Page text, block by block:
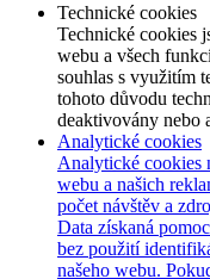
Technické cookies
Technické cookies
webu a všech
souhlas s využitím
tohoto důvodu
deaktivovány nebo
Analytické cookies
Analytické cookies
webu a našich
počet návštěv a
Data získaná
bez použití
našeho webu.